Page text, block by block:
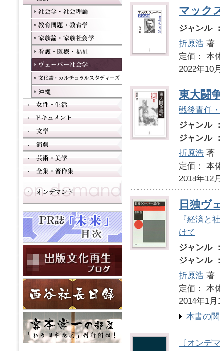
マック
ジャンル
折原浩 著
定価：
2022年10
東大闘
戦後責任
ジャンル
ジャンル
折原浩 著
定価：
2018年12
日独ヴ
『経済と
けて
ジャンル
ジャンル
折原浩 著
定価：
2014年1月
本書の
〔オンデ